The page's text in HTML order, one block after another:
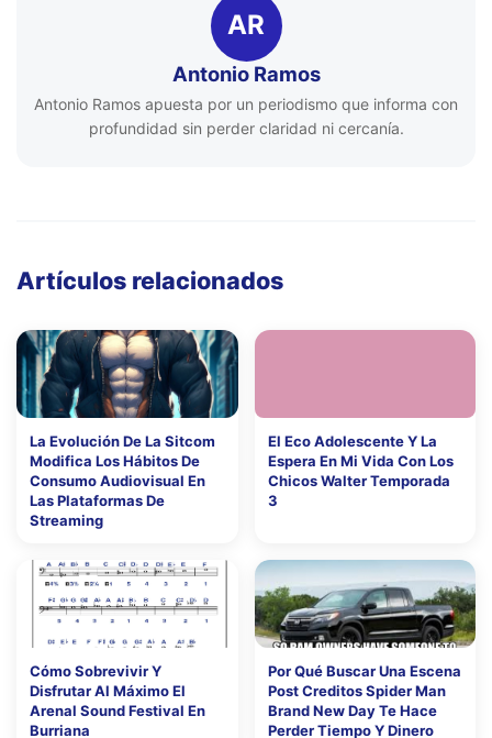
AR
Antonio Ramos
Antonio Ramos apuesta por un periodismo que informa con
profundidad sin perder claridad ni cercanía.
Artículos relacionados
La Evolución De La Sitcom
Modifica Los Hábitos De
Consumo Audiovisual En
Las Plataformas De
Streaming
El Eco Adolescente Y La
Espera En Mi Vida Con Los
Chicos Walter Temporada
3
Cómo Sobrevivir Y
Disfrutar Al Máximo El
Arenal Sound Festival En
Burriana
Por Qué Buscar Una Escena
Post Creditos Spider Man
Brand New Day Te Hace
Perder Tiempo Y Dinero